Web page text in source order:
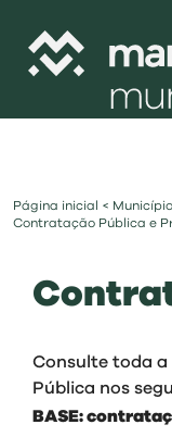
município
viver
investir
balcão
Página inicial < Município
Contratação Pública e
Consulte toda
Pública nos
BASE: